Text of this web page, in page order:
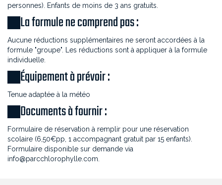
La formule ne comprend pas :
Aucune réductions supplémentaires ne seront accordées à la
formule "groupe". Les réductions sont à appliquer à la formule
individuelle.
Équipement à prévoir :
Documents à fournir :
Formulaire de réservation à remplir pour une réservation
scolaire (6,50€pp, 1 accompagnant gratuit par 15 enfants).
Formulaire disponible sur demande via
info@parcchlorophylle.com.